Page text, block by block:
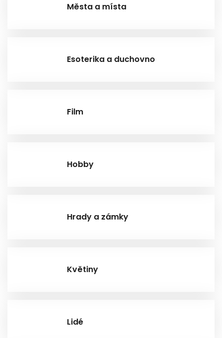
Města a místa
Esoterika a duchovno
Film
Hobby
Hrady a zámky
Květiny
Lidé